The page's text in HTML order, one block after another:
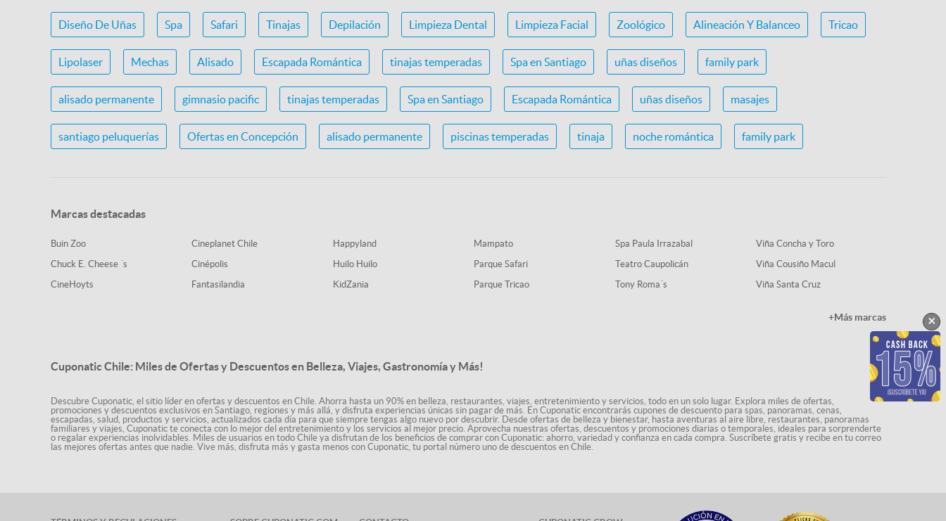
Diseño De Uñas Spa Safari Tinajas Depilación Limpieza Dental Limpieza Facial Zoológico Alineación Y Balanceo Tricao
Lipolaser Mechas Alisado Escapada Romántica tinajas temperadas Spa en Santiago uñas diseños family park
alisado permanente gimnasio pacific tinajas temperadas Spa en Santiago Escapada Romántica uñas diseños masajes
santiago peluquerías Ofertas en Concepción alisado permanente piscinas temperadas tinaja noche romántica family park
Marcas destacadas
Buin Zoo
Chuck E. Cheese ´s
CineHoyts
Cineplanet Chile
Cinépolis
Fantasilandia
Happyland
Huilo Huilo
KidZania
Mampato
Parque Safari
Parque Tricao
Spa Paula Irrazabal
Teatro Caupolicán
Tony Roma´s
Viña Concha y Toro
Viña Cousiño Macul
Viña Santa Cruz
+Más marcas
Cuponatic Chile: Miles de Ofertas y Descuentos en Belleza, Viajes, Gastronomía y Más!
Descubre Cuponatic, el sitio líder en ofertas y descuentos en Chile. Ahorra hasta un 90% en belleza, restaurantes, viajes, entretenimiento y servicios, todo en un solo lugar. Explora miles de ofertas,
promociones y descuentos exclusivos en Santiago, regiones y más allá, y disfruta experiencias únicas sin pagar de más. En Cuponatic encontrarás cupones de descuento para spas, panoramas, cenas,
escapadas, salud, productos y servicios, actualizados cada día para que siempre tengas algo nuevo por descubrir. Desde ofertas de belleza y bienestar, hasta aventuras al aire libre, restaurantes, panoramas
familiares y viajes, Cuponatic te conecta con lo mejor del entretenimiento y los servicios al mejor precio. Aprovecha nuestras ofertas, descuentos y promociones diarias o temporales, ideales para sorprenderte
o regalar experiencias inolvidables. Miles de usuarios en todo Chile ya disfrutan de los beneficios de comprar con Cuponatic: ahorro, variedad y confianza en cada compra. Suscríbete gratis y recibe en tu correo
las mejores ofertas antes que nadie. Vive más, disfruta más y gasta menos con Cuponatic, tu portal número uno de descuentos en Chile.
×